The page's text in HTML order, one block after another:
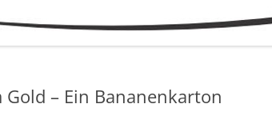
– Ein Bananenkarton